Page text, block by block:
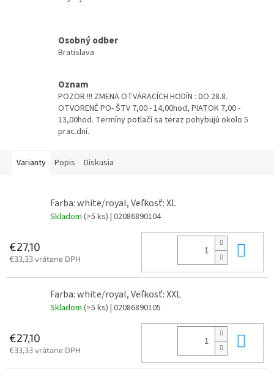
Osobný odber
Bratislava
Oznam
POZOR !!! ZMENA OTVÁRACÍCH HODÍN : DO 28.8.
OTVORENÉ PO- ŠTV 7,00 - 14,00hod, PIATOK 7,00 -
13,00hod. Termíny potlačí sa teraz pohybujú okolo 5
prac.dní.
Varianty Popis Diskusia
Farba: white/royal, Veľkosť: XL
Skladom (>5 ks) | 02086890104
€27,10
€33,33 vrátane DPH
Farba: white/royal, Veľkosť: XXL
Skladom (>5 ks) | 02086890105
€27,10
€33,33 vrátane DPH